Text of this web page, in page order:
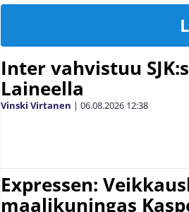
Inter vahvistuu
Laineella
Vinski Virtanen | 06.08.2026 12:38
Expressen:
maalikuningas